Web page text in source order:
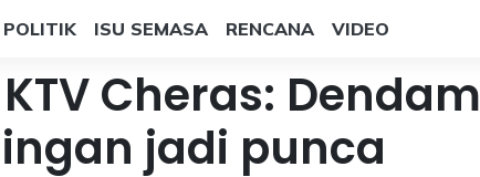
POLITIK ISU SEMASA RENCANA VIDEO
Cheras: Dendam
jadi punca